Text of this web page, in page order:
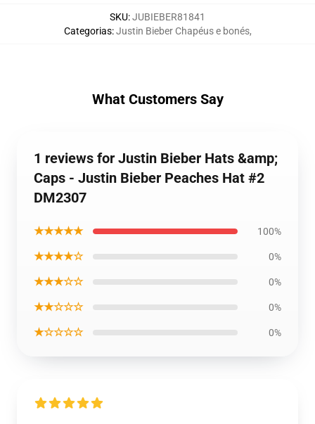
SKU:JUBIEBER81841
Categorias:Justin Bieber Chapéus e bonés,
What Customers Say
1 reviews for Justin Bieber Hats &amp;
Caps - Justin Bieber Peaches Hat #2
DM2307
★★★★★ 100%
★★★★☆ 0%
★★★☆☆ 0%
★★☆☆☆ 0%
★☆☆☆☆ 0%